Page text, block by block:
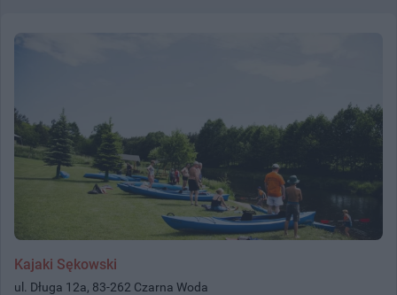
Kajaki Sękowski
ul. Długa 12a, 83-262 Czarna Woda